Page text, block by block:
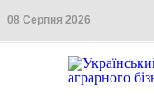
08 Серпня 2026